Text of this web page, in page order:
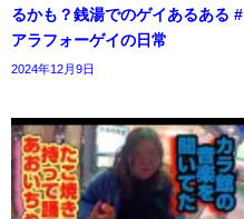
るかも？銭湯でのゲイあるある #
アラフォーゲイの日常
2024年12月9日